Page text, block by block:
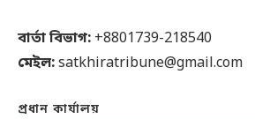
বার্তা বিভাগ: +8801739-218540
মেইল:satkhiratribune@gmail.com
প্রধান কার্যালয়